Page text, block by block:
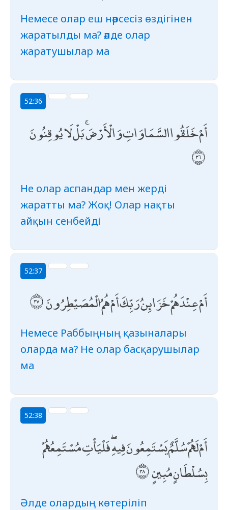
Немесе олар еш нәрсесіз өздігінен
жаратылды ма? әлде олар
жаратушылар ма
52:36
أَمْ خَلَقُوا السَّمَاوَاتِ وَالْأَرْضَ ۚ بَلْ لَا يُوقِنُونَ
Не олар аспандар мен жерді
жаратты ма? Жоқ! Олар нақты
айқын сенбейді
52:37
أَمْ عِنْدَهُمْ خَزَائِنُ رَبِّكَ أَمْ هُمُ الْمُصَيْطِرُونَ
Немесе Раббыңның қазыналары
оларда ма? Не олар басқарушылар
ма
52:38
أَمْ لَهُمْ سُلَّمٌ يَسْتَمِعُونَ فِيهِ ۖ فَلْيَأْتِ مُسْتَمِعُهُمْ
بِسُلْطَانٍ مُبِينٍ
Әлде олардың көтеріліп